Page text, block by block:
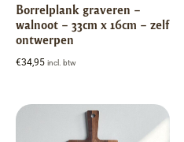
Borrelplank graveren –
walnoot – 33cm x 16cm – zelf
ontwerpen
€34,95 incl. btw